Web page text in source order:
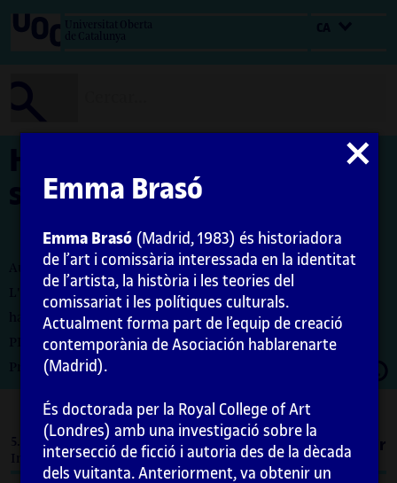
Universitat Oberta
de Catalunya
Història, debats i idees
sobre el comissariat
Autora: Emma Brasó
L'encàrrec i la creació d'aquest recurs d'aprenentatge UOC
han estat coordinats per la professora: Maria Iñigo
PID_00274730
Primera edició: febrer 2021
Obrir
5. El comissariat com a mediació / 5.1.
Introducció
Imprimir
Tancar
Emma Brasó
Emma Brasó (Madrid, 1983) és historiadora
de l’art i comissària interessada en la identitat
de l’artista, la història i les teories del
comissariat i les polítiques culturals.
Actualment forma part de l’equip de creació
contemporània de Asociación hablarenarte
(Madrid).
És doctorada per la Royal College of Art
(Londres) amb una investigació sobre la
intersecció de ficció i autoria des de la dècada
dels vuitanta. Anteriorment, va obtenir un